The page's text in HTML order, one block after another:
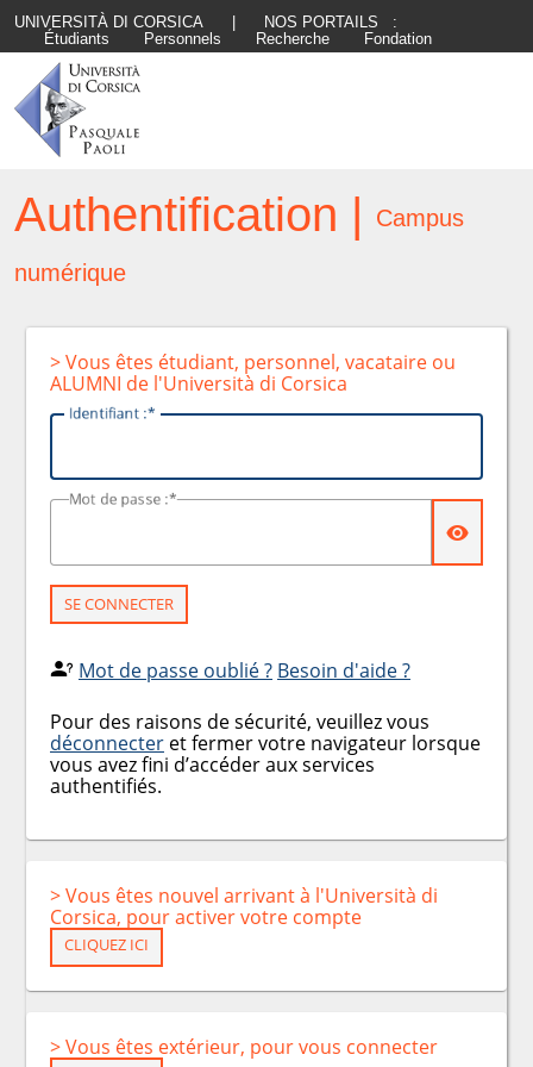
UNIVERSITÀ DI CORSICA
NOS PORTAILS :
Étudiants
Personnels Recherche Fondation
Authentification | Campus
numérique
> Vous êtes étudiant, personnel, vacataire ou
ALUMNI de l'Università di Corsica
Identifiant :
Mot de passe :
SE CONNECTER
Mot de passe oublié ? Besoin d'aide ?
Pour des raisons de sécurité, veuillez vous
déconnecter et fermer votre navigateur lorsque
vous avez fini d’accéder aux services
authentifiés.
> Vous êtes nouvel arrivant à l'Università di
Corsica, pour activer votre compte
CLIQUEZ ICI
> Vous êtes extérieur, pour vous connecter